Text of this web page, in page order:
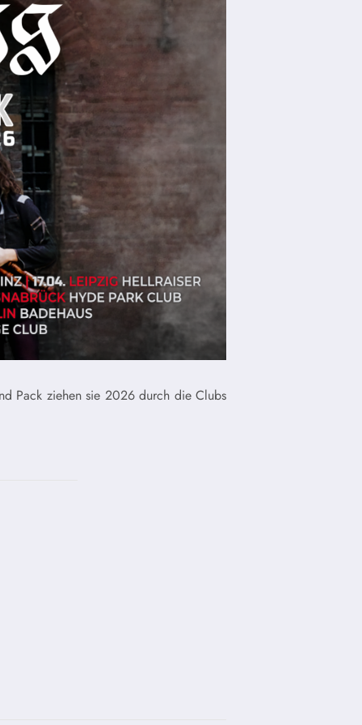
Pack ziehen sie 2026 durch die Clubs